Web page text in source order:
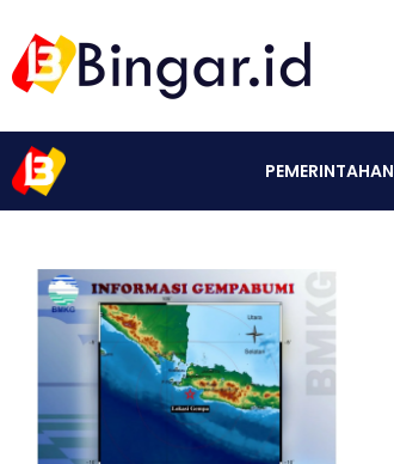
PEMERINTAHAN